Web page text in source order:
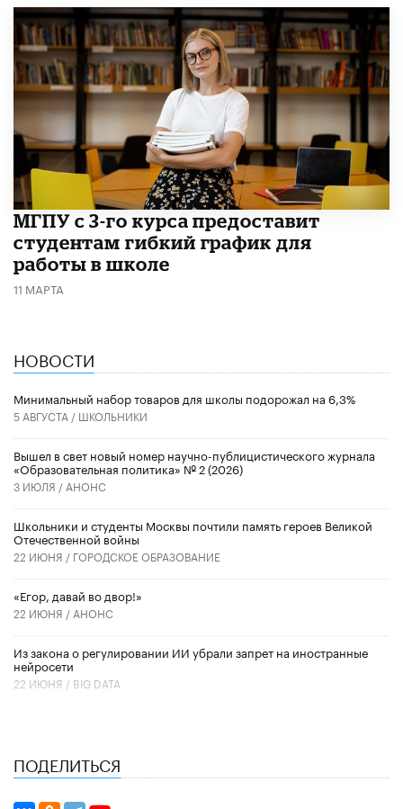
МГПУ с 3-го курса предоставит
студентам гибкий график для
работы в школе
11 МАРТА
НОВОСТИ
Минимальный набор товаров для школы подорожал на 6,3%
5 АВГУСТА / ШКОЛЬНИКИ
Вышел в свет новый номер научно-публицистического журнала
«Образовательная политика» № 2 (2026)
3 ИЮЛЯ / АНОНС
Школьники и студенты Москвы почтили память героев Великой
Отечественной войны
22 ИЮНЯ / ГОРОДСКОЕ ОБРАЗОВАНИЕ
«Егор, давай во двор!»
22 ИЮНЯ / АНОНС
Из закона о регулировании ИИ убрали запрет на иностранные
нейросети
22 ИЮНЯ / BIG DATA
ПОДЕЛИТЬСЯ